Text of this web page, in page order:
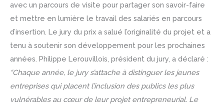
avec un parcours de visite pour partager son savoir-faire
et mettre en lumière le travail des salariés en parcours
d’insertion. Le jury du prix a salué l’originalité du projet et a
tenu à soutenir son développement pour les prochaines
années. Philippe Lerouvillois, président du jury, a déclaré :
“Chaque année, le jury s’attache à distinguer les jeunes
entreprises qui placent l’inclusion des publics les plus
vulnérables au cœur de leur projet entrepreneurial. Le